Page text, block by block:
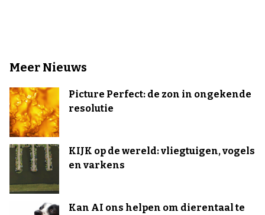
Meer Nieuws
Picture Perfect: de zon in ongekende
resolutie
KIJK op de wereld: vliegtuigen, vogels
en varkens
Kan AI ons helpen om dierentaal te